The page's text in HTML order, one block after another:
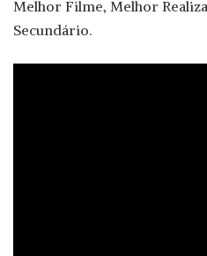
Melhor Filme, Melhor
Secundário.